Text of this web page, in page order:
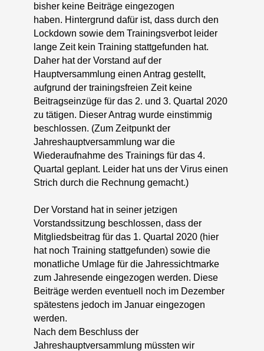
bisher keine Beiträge eingezogen
haben. Hintergrund dafür ist, dass durch den
Lockdown sowie dem Trainingsverbot leider
lange Zeit kein Training stattgefunden hat.
Daher hat der Vorstand auf der
Hauptversammlung einen Antrag gestellt,
aufgrund der trainingsfreien Zeit keine
Beitragseinzüge für das 2. und 3. Quartal 2020
zu tätigen. Dieser Antrag wurde einstimmig
beschlossen. (Zum Zeitpunkt der
Jahreshauptversammlung war die
Wiederaufnahme des Trainings für das 4.
Quartal geplant. Leider hat uns der Virus einen
Strich durch die Rechnung gemacht.)
Der Vorstand hat in seiner jetzigen
Vorstandssitzung beschlossen, dass der
Mitgliedsbeitrag für das 1. Quartal 2020 (hier
hat noch Training stattgefunden) sowie die
monatliche Umlage für die Jahressichtmarke
zum Jahresende eingezogen werden. Diese
Beiträge werden eventuell noch im Dezember
spätestens jedoch im Januar eingezogen
werden.
Nach dem Beschluss der
Jahreshauptversammlung müssten wir